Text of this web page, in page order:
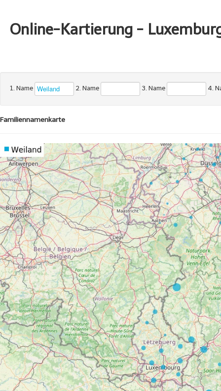
Online-Kartierung -
1. Name 2. Name 3. Name 4.
Familiennamenkarte